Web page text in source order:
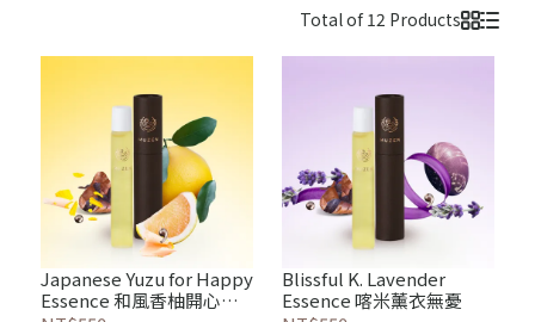
Total of 12 Products
Japanese Yuzu for Happy
Essence 和風香柚開心
Blissful K. Lavender
Essence 喀米薰衣無憂